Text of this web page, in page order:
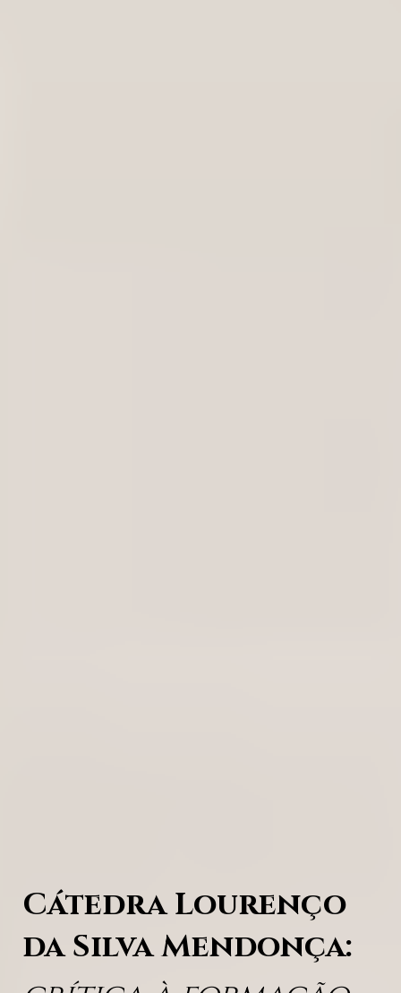
Cátedra Lourenço
da Silva Mendonça: